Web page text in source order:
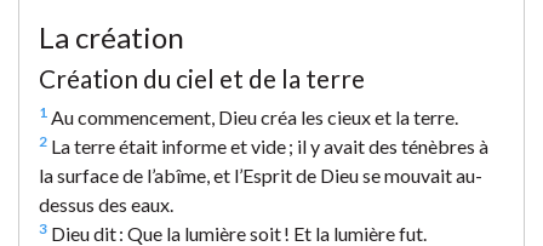
La création
Création du ciel et de la terre
1 Au commencement, Dieu créa les cieux et la terre.
2 La terre était informe et vide ; il y avait des ténèbres à
la surface de l’abîme, et l’Esprit de Dieu se mouvait au-
dessus des eaux.
3 Dieu dit : Que la lumière soit ! Et la lumière fut.